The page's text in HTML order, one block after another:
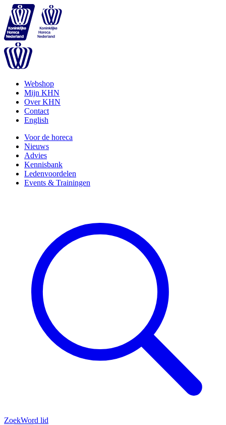
Webshop
Mijn KHN
Over KHN
Contact
English
Voor de horeca
Nieuws
Advies
Kennisbank
Ledenvoordelen
Events & Trainingen
ZoekWord lid